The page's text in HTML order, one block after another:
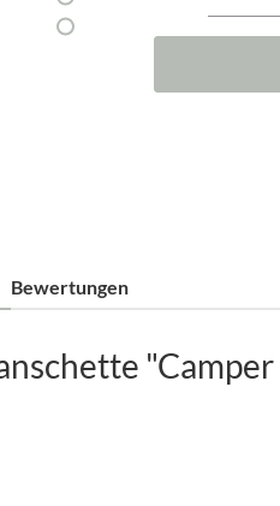
Bewertungen
"Camper